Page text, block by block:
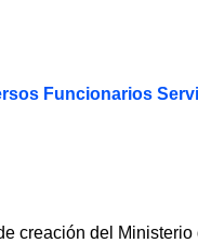
Funcionarios
creación del Ministerio